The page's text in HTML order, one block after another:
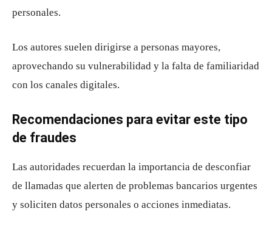
personales.
Los autores suelen dirigirse a personas mayores,
aprovechando su vulnerabilidad y la falta de familiaridad
con los canales digitales.
Recomendaciones para evitar este tipo
de fraudes
Las autoridades recuerdan la importancia de desconfiar
de llamadas que alerten de problemas bancarios urgentes
y soliciten datos personales o acciones inmediatas.